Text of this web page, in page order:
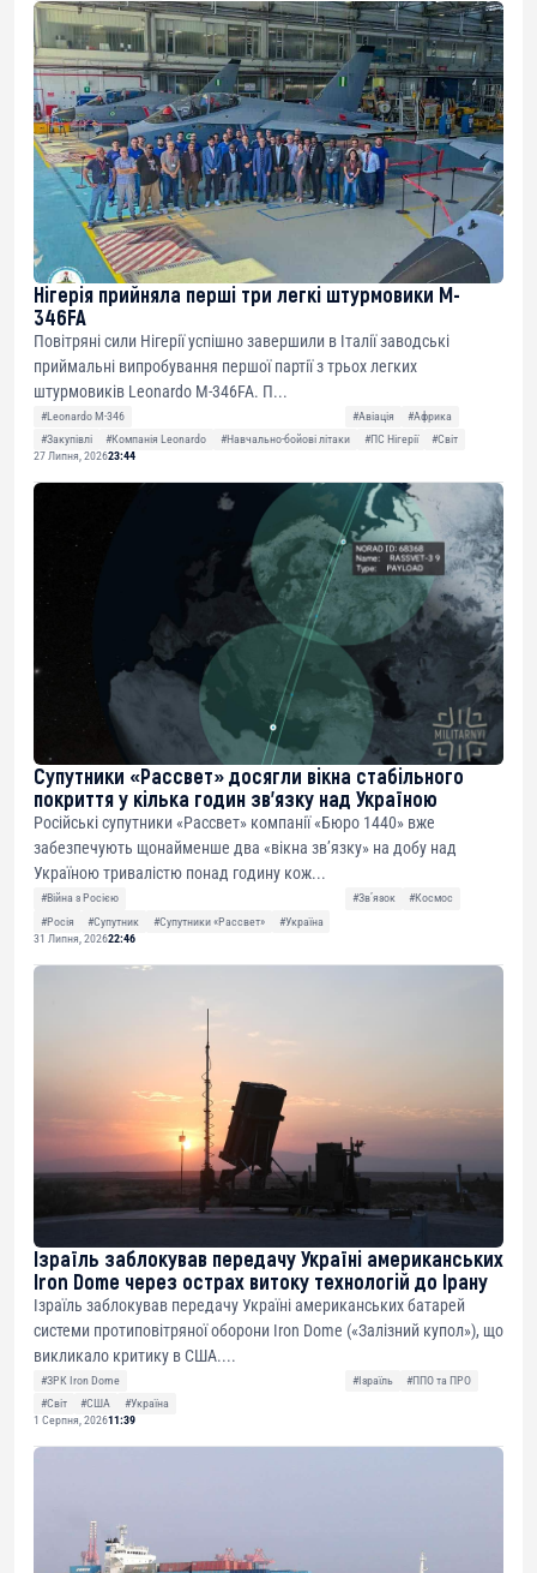
Нігерія прийняла перші три легкі штурмовики M-
346FA
Повітряні сили Нігерії успішно завершили в Італії заводські
приймальні випробування першої партії з трьох легких
штурмовиків Leonardo M-346FA. П...
#Leonardo M-346 #Авіація
#Африка
#Закупівлі
#Компанія Leonardo #Навчально-бойові літаки #ПС Нігерії
#Світ
27 Липня, 202623:44
Супутники «Рассвет» досягли вікна стабільного
покриття у кілька годин зв’язку над Україною
Російські супутники «Рассвет» компанії «Бюро 1440» вже
забезпечують щонайменше два «вікна зв’язку» на добу над
Україною тривалістю понад годину кож...
#Війна з Росією #Звʼязок
#Космос
#Росія
#Супутник #Супутники «Рассвет»
#Україна
31 Липня, 202622:46
Ізраїль заблокував передачу Україні американських
Iron Dome через острах витоку технологій до Ірану
Ізраїль заблокував передачу Україні американських батарей
системи протиповітряної оборони Iron Dome («Залізний купол»), що
викликало критику в США....
#ЗРК Iron Dome #Ізраїль
#ППО та ПРО
#Світ
#США
#Україна
1 Серпня, 202611:39